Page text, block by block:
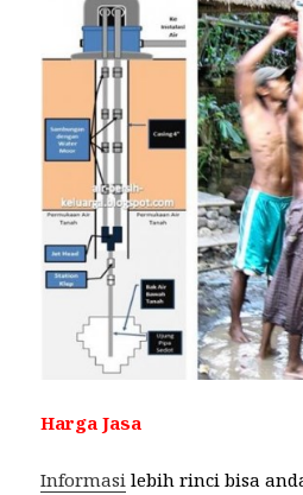
Harga Jasa
Informasi lebih rinci bisa